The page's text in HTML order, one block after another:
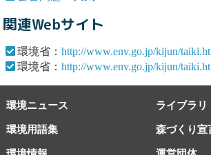
関連Webサイト
環境省：http://www.env.go.jp/kijun/
環境省：http://www.env.go.jp/kijun/
環境ニュース ライブラリ
環境用語集 森づくり宣